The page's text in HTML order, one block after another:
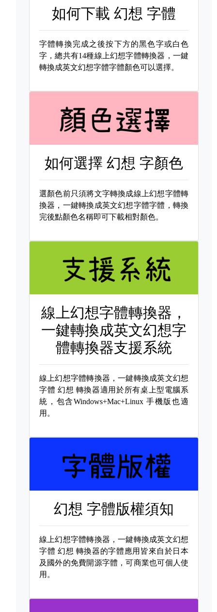
如何下載幻想 字體
字體轉換完成之後按下方的黑色字或白色
字，總共有14種線上幻想字體轉換器，一鍵
轉換成英文幻想字體字體顏色可以選擇。
如何選擇幻想 字顏色
選顏色前只須將文字轉換成線上幻想字體轉
換器，一鍵轉換成英文幻想字體字體，轉換
完後點顏色名稱即可下載相對顏色。
線上幻想字體轉換器，
一鍵轉換成英文幻想字
體轉換器支援系統
線上幻想字體轉換器，一鍵轉換成英文幻想
字體 幻想 轉換器適用於所有桌上型電腦系
統，包含Windows+Mac+Linux 手機版也適
用。
幻想 字體版權須知
線上幻想字體轉換器，一鍵轉換成英文幻想
字體 幻想 轉換器的字體應用皆來自於日本
及國外的免費開源字體，可商業也可個人使
用。